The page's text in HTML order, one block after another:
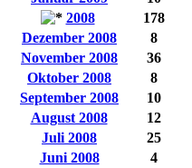
2008
178
Dezember 2008
8
November 2008
36
Oktober 2008
8
September 2008
10
August 2008
12
Juli 2008
25
Juni 2008
4